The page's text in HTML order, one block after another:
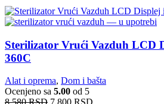
Sterilizator Vrući Vazduh LCD
360C
Alat i oprema, Dom i bašta
Ocenjeno sa 5.00 od 5